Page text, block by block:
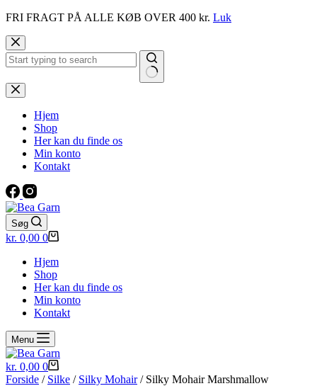
FRI FRAGT PÅ ALLE KØB OVER 400 kr. Luk
Fortsæt
til
indhold
Ingen
resultater
Hjem
Shop
Her kan du finde os
Min konto
Kontakt
Søg
Indkøbskurv
kr. 0,00 0
Hjem
Shop
Her kan du finde os
Min konto
Kontakt
Menu
Indkøbskurv
kr. 0,00 0
Forside / Silke / Silky Mohair/ Silky Mohair Marshmallow